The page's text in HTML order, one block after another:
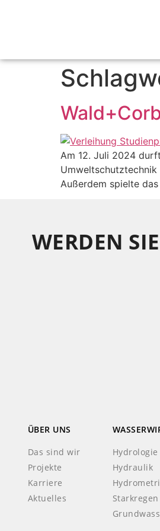
Am 12. Juli 2024
Außerdem spielte
WERDEN
ÜBER UNS
Das sind wir
Projekte
Karriere
Aktuelles
Hydrologie
Hydraulik
Starkregen